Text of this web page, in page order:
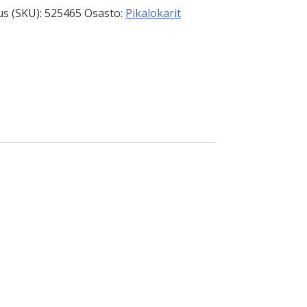
(SKU): 525465 Osasto: Pikalokarit